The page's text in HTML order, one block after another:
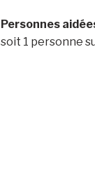
Personnes
soit 1 personne